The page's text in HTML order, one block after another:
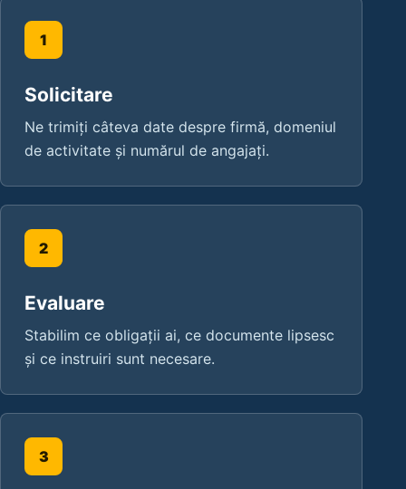
Solicitare
Ne trimiți câteva date despre firmă, domeniul
de activitate și numărul de angajați.
Evaluare
Stabilim ce obligații ai, ce documente lipsesc
și ce instruiri sunt necesare.